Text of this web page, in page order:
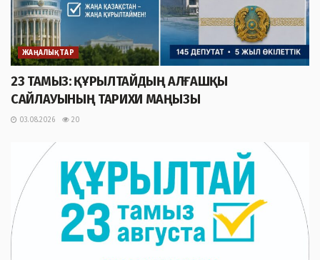
ЖАҢАЛЫҚТАР
23 ТАМЫЗ: ҚҰРЫЛТАЙДЫҢ АЛҒАШҚЫ
САЙЛАУЫНЫҢ ТАРИХИ МАҢЫЗЫ
03.08.2026 20